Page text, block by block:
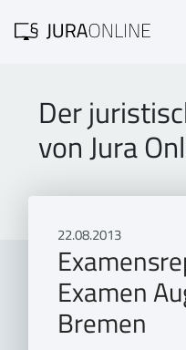
Der
von Jura
22.08.2013
Examen
Bremen